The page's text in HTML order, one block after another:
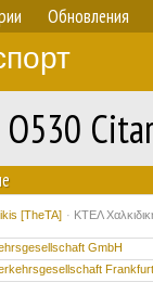
Обновления
O530
[TheTA] ΚΤΕΛ
GmbH